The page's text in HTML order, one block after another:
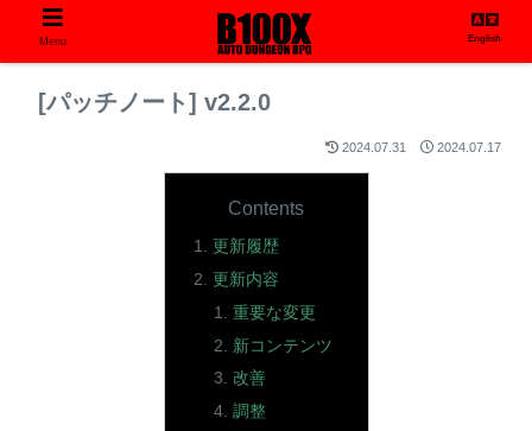
[パッチノート] v2.2.0
2024.07.31 2024.07.17
Contents
更新履歴
更新内容
重要な変更
新コンテンツ
改善
調整
Menu English